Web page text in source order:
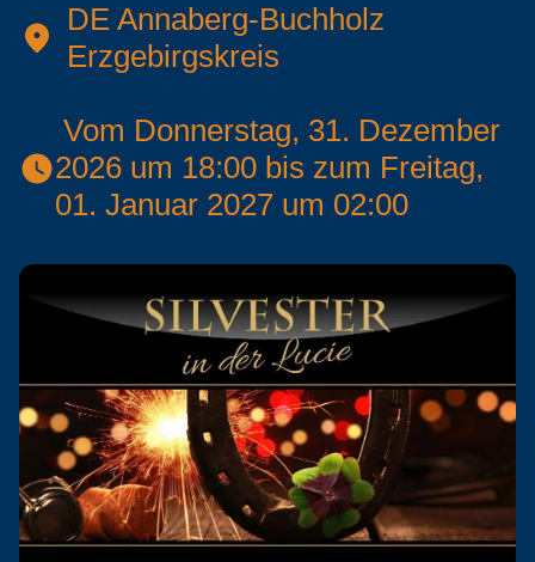
DE Annaberg-Buchholz
Erzgebirgskreis
2026 um 18:00 bis zum Freitag,
01. Januar 2027 um 02:00